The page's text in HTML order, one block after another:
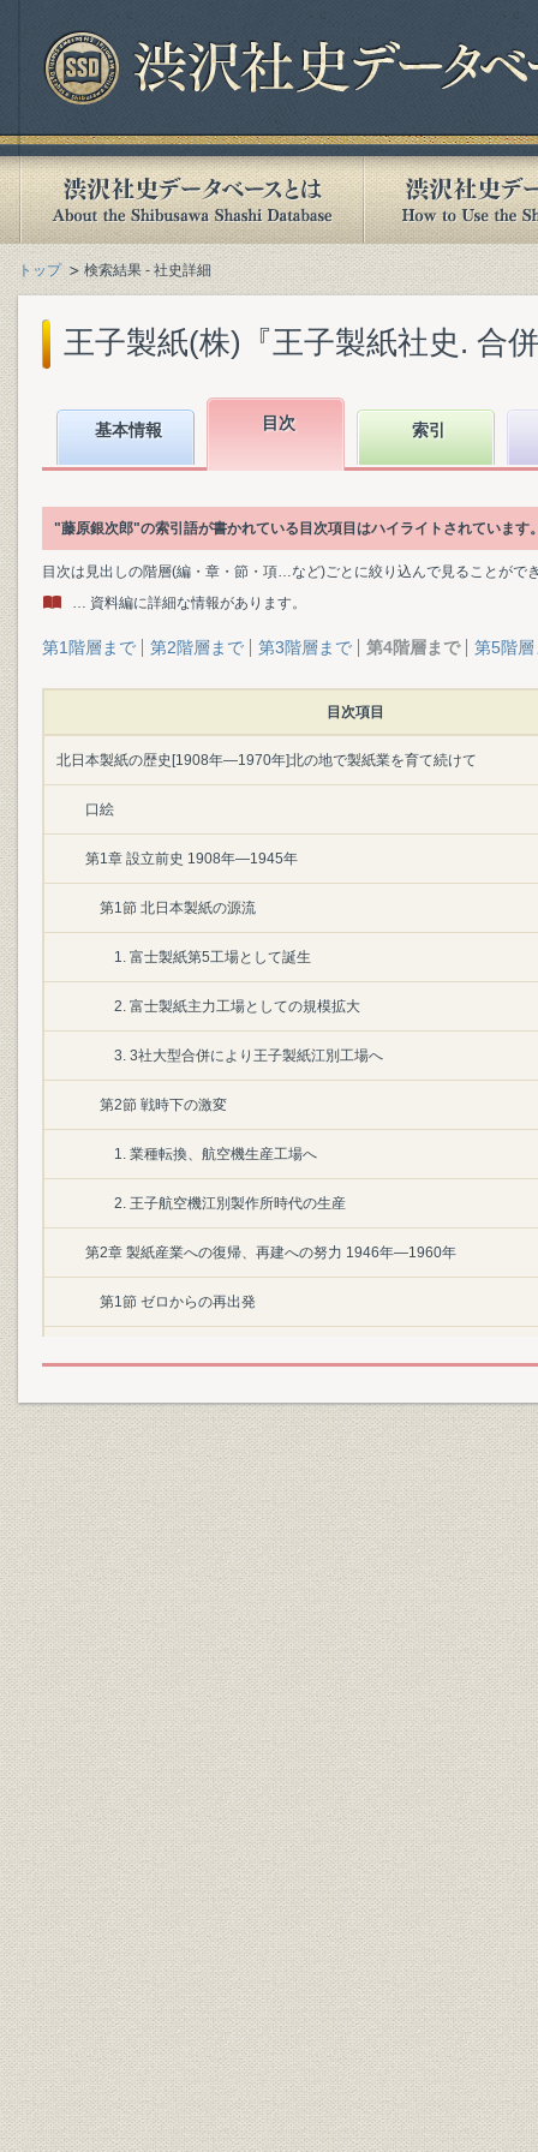
トップ 検索結果 - 社史詳細
王子製紙(株)『王子製紙社史. 合
基本情報 目次 索引
"藤原銀次郎"の索引語が書かれている目次項目はハイライトされています
目次は見出しの階層(編・章・節・項…など)ごとに絞り込んで見ることがで
… 資料編に詳細な情報があります。
第1階層まで 第2階層まで 第3階層まで 第4階層まで 第5階層
目次項目
北日本製紙の歴史[1908年―1970年]北の地で製紙業を育て続けて
口絵
第1章 設立前史 1908年―1945年
第1節 北日本製紙の源流
1. 富士製紙第5工場として誕生
2. 富士製紙主力工場としての規模拡大
3. 3社大型合併により王子製紙江別工場へ
第2節 戦時下の激変
1. 業種転換、航空機生産工場へ
2. 王子航空機江別製作所時代の生産
第2章 製紙産業への復帰、再建への努力 1946年―1960年
第1節 ゼロからの再出発
2. 平和産業(製紙業)への転換を求めて
第2節 新生、北日本製紙産業の設立
1. 民需転換を断念、新会社設立による再出発
2. 抄紙機の再稼働
第3節 クラフト紙専業メーカーを目指して
1. 順風満帆
2. 経営環境悪化にともなう支援要請
第3章 王子製紙による再建支援、合併 1961年―1970年
第1節 王子製紙のバックアップ
1. 王子製紙支援のもとに
2. 経営再建への軌跡
第2節 合併への道
1. 王子製紙との業務提携を締結
2. 多面的業務提携から合併へ
◆諸資料
1. 役員在任期間一覧